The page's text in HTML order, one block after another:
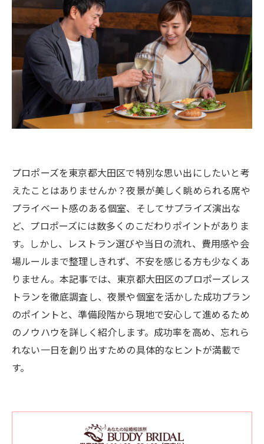
プロポーズを東京都大田区で特別な思い出にしたいと考
えたことはありませんか？夜景が美しく眺められる席や
プライベート感のある個室、そしてサプライズ演出な
ど、プロポーズには数多くのこだわりポイントがありま
す。しかし、レストラン選びや当日の流れ、費用感や会
場ルールまで整理しきれず、不安を感じる方も少なくあ
りません。本記事では、東京都大田区のプロポーズレス
トランを徹底調査し、夜景や個室を活かした成功プラン
のポイントと、準備段階から現地で安心して進めるため
のノウハウを詳しく紹介します。成功率を高め、忘れら
れない一日を創り出すための具体的なヒントが満載で
す。